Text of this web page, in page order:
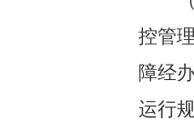
控管
障经
运行